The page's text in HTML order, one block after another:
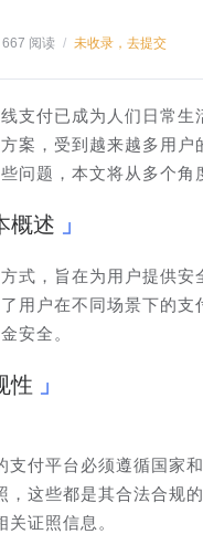
667 阅读 / 未收录，去提交
支付已成为人们日常
案，受到越来越多用
问题，本文将从多个角
概述
式，旨在为用户提供
用户在不同场景下的
安全。
性
支付平台必须遵循国家
，这些都是其合法合规
关证照信息。